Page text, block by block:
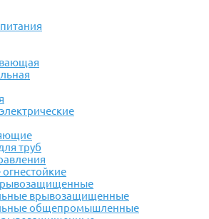
труб
врывозащищенные
общепромышленные